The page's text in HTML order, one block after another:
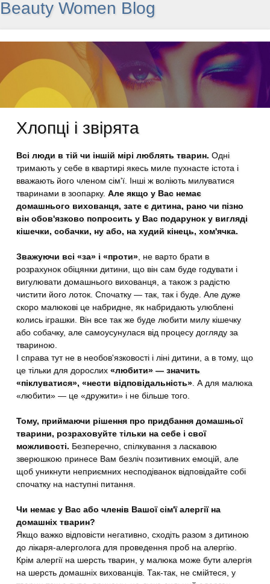
Beauty Women Blog
Хлопці і звірята
Всі люди в тій чи іншій мірі люблять тварин. Одні
тримають у себе в квартирі якесь миле пухнасте істота і
вважають його членом сім'ї. Інші ж воліють милуватися
тваринами в зоопарку.Але якщо у Вас немає
домашнього вихованця, зате є дитина, рано чи пізно
він обов'язково попросить у Вас подарунок у вигляді
кішечки, собачки, ну або, на худий кінець, хом'ячка.
Зважуючи всі «за» і «проти» , не варто брати в
розрахунок обіцянки дитини, що він сам буде годувати і
вигулювати домашнього вихованця, а також з радістю
чистити його лоток. Спочатку — так, так і буде. Але дуже
скоро малюкові це набридне, як набридають улюблені
колись іграшки. Він все так же буде любити милу кішечку
або собачку, але самоусунулася від процесу догляду за
твариною.
І справа тут не в необов'язковості і ліні дитини, а в тому, що
це тільки для дорослих«любити» — значить
«піклуватися», «нести відповідальність» . А для малюка
«любити» — це «дружити» і не більше того.
Тому, приймаючи рішення про придбання домашньої
тварини, розраховуйте тільки на себе і свої
можливості. Безперечно, спілкування з ласкавою
зверюшкою принесе Вам безліч позитивних емоцій, але
щоб уникнути неприємних несподіванок відповідайте собі
спочатку на наступні питання.
Чи немає у Вас або членів Вашої сім'ї алергії на
домашніх тварин?
Якщо важко відповісти негативно, сходіть разом з дитиною
до лікаря-алерголога для проведення проб на алергію.
Крім алергії на шерсть тварин, у малюка може бути алергія
на шерсть домашніх вихованців. Так-так, не смійтеся, у